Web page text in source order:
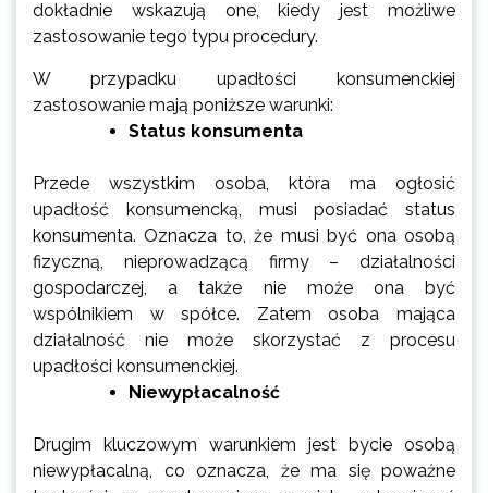
dokładnie wskazują one, kiedy jest możliwe
zastosowanie tego typu procedury.
W przypadku upadłości konsumenckiej
zastosowanie mają poniższe warunki:
Status konsumenta
Przede wszystkim osoba, która ma ogłosić
upadłość konsumencką, musi posiadać status
konsumenta. Oznacza to, że musi być ona osobą
fizyczną, nieprowadzącą firmy – działalności
gospodarczej, a także nie może ona być
wspólnikiem w spółce. Zatem osoba mająca
działalność nie może skorzystać z procesu
upadłości konsumenckiej.
Niewypłacalność
Drugim kluczowym warunkiem jest bycie osobą
niewypłacalną, co oznacza, że ma się poważne